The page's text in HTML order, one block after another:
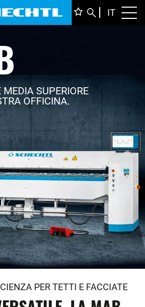
IT
SUPERIORE
OFFICINA.
PER TETTI E FACCIATE